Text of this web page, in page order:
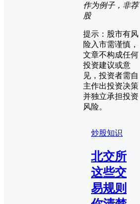
作为例子，非荐
股
提示：股市有风
险入市需谨慎，
文章不构成任何
投资建议或意
见，投资者需自
主作出投资决策
并独立承担投资
风险。
炒股知识
北交所
这些交
易规则